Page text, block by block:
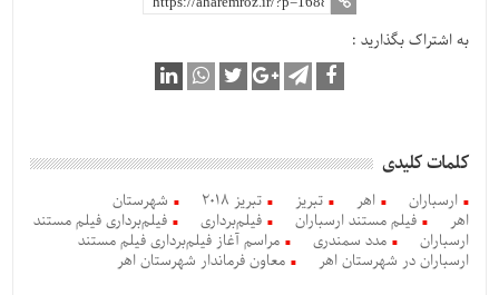
به اشتراک بگذارید :
کلمات کلیدی
ارسباران اهر تبریز تبریز ۲۰۱۸
شهرستان
اهر
فیلم مستند ارسباران فیلم‌برداری
فیلم‌برداری فیلم مستند
ارسباران
مدد سمندری
مراسم آغاز فیلم‌برداری فیلم مستند
ارسباران در شهرستان اهر
معاون فرماندار شهرستان اهر